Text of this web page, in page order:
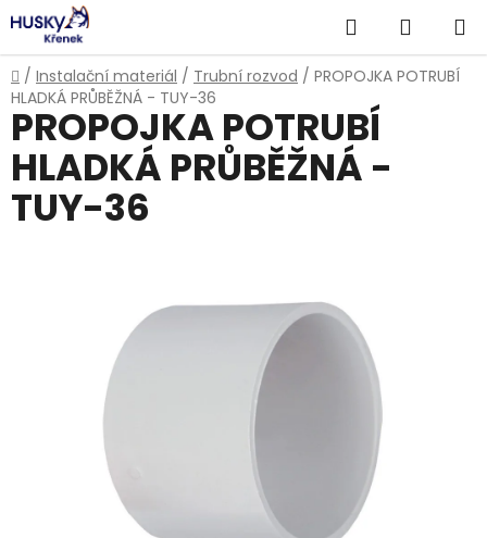
Přejít
na
obsah
Hledat
KOŠÍK
Domů
/ Instalační materiál / Trubní rozvod / PROPOJKA POTRUBÍ
HLADKÁ PRŮBĚŽNÁ - TUY-36
PROPOJKA POTRUBÍ
HLADKÁ PRŮBĚŽNÁ -
TUY-36